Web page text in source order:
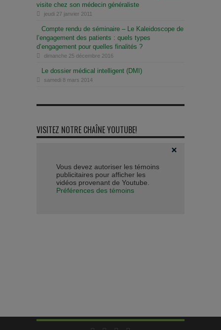
visite chez son médecin généraliste
jeudi 27 janvier 2011
Compte rendu de séminaire – Le Kaleidoscope de
l’engagement des patients : quels types
d’engagement pour quelles finalités ?
dimanche 25 décembre 2016
Le dossier médical intelligent (DMI)
samedi 8 mars 2014
VISITEZ NOTRE CHAÎNE YOUTUBE!
Vous devez autoriser les témoins
publicitaires pour afficher les
vidéos provenant de Youtube.
Préférences des témoins